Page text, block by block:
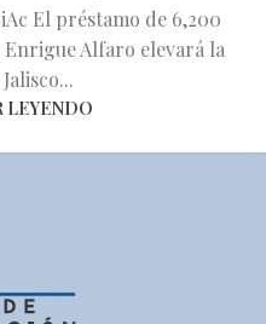
El préstamo de 6,200
Alfaro elevará la
LEYENDO